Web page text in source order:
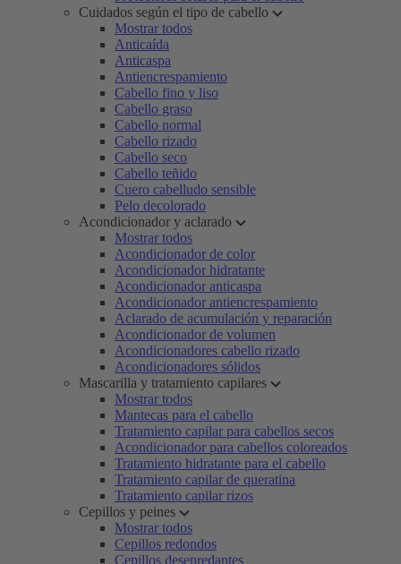
Cuidados según el tipo de cabello
Mostrar todos
Anticaída
Anticaspa
Antiencrespamiento
Cabello fino y liso
Cabello graso
Cabello normal
Cabello rizado
Cabello seco
Cabello teñido
Cuero cabelludo sensible
Pelo decolorado
Acondicionador y aclarado
Mostrar todos
Acondicionador de color
Acondicionador hidratante
Acondicionador anticaspa
Acondicionador antiencrespamiento
Aclarado de acumulación y reparación
Acondicionador de volumen
Acondicionadores cabello rizado
Acondicionadores sólidos
Mascarilla y tratamiento capilares
Mostrar todos
Mantecas para el cabello
Tratamiento capilar para cabellos secos
Acondicionador para cabellos coloreados
Tratamiento hidratante para el cabello
Tratamiento capilar de queratina
Tratamiento capilar rizos
Cepillos y peines
Mostrar todos
Cepillos redondos
Cepillos desenredantes